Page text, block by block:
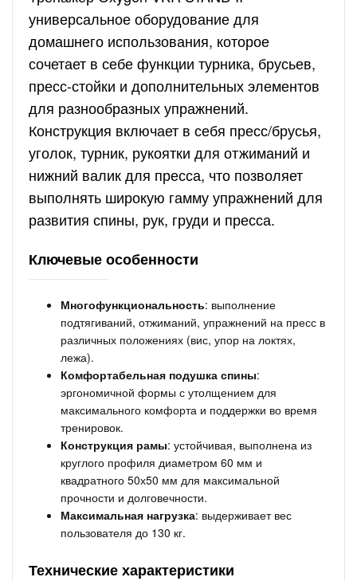
универсальное оборудование для
домашнего использования, которое
сочетает в себе функции турника, брусьев,
пресс-стойки и дополнительных элементов
для разнообразных упражнений.
Конструкция включает в себя пресс/брусья,
уголок, турник, рукоятки для отжиманий и
нижний валик для пресса, что позволяет
выполнять широкую гамму упражнений для
развития спины, рук, груди и пресса.
Ключевые особенности
Многофункциональность: выполнение
подтягиваний, отжиманий, упражнений на пресс в
различных положениях (вис, упор на локтях,
лежа).
Комфортабельная подушка спины:
эргономичной формы с утолщением для
максимального комфорта и поддержки во время
тренировок.
Конструкция рамы: устойчивая, выполнена из
круглого профиля диаметром 60 мм и
квадратного 50х50 мм для максимальной
прочности и долговечности.
Максимальная нагрузка: выдерживает вес
пользователя до 130 кг.
Технические характеристики